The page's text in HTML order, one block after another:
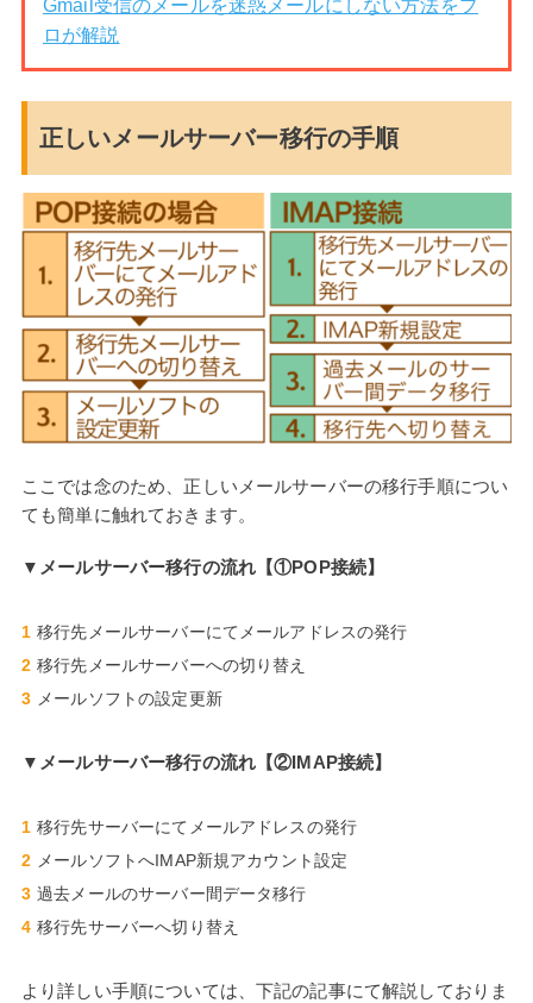
Gmail受信のメールを迷惑メールにしない方法をプ
ロが解説
正しいメールサーバー移行の手順
ここでは念のため、正しいメールサーバーの移行手順につい
ても簡単に触れておきます。
▼メールサーバー移行の流れ【①POP接続】
移行先メールサーバーにてメールアドレスの発行
移行先メールサーバーへの切り替え
メールソフトの設定更新
▼メールサーバー移行の流れ【②IMAP接続】
移行先サーバーにてメールアドレスの発行
メールソフトへIMAP新規アカウント設定
過去メールのサーバー間データ移行
移行先サーバーへ切り替え
より詳しい手順については、下記の記事にて解説しておりま